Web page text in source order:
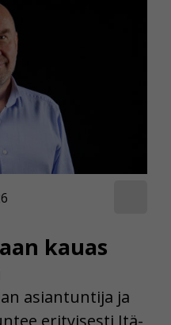
kauas
asiantuntija ja
erityisesti Itä-